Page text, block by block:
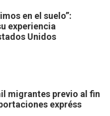
en el suelo”:
experiencia
Unidos
migrantes previo al fin
expréss